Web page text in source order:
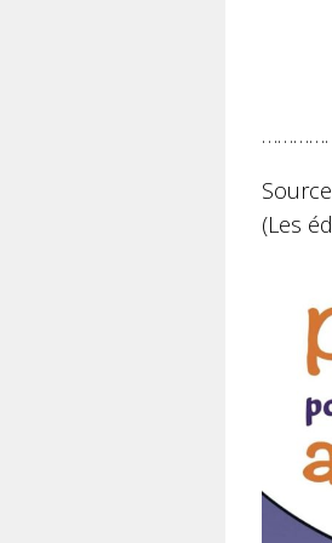
Source
(Les